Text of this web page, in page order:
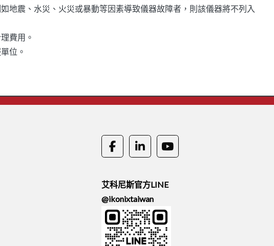
地震、水災、火災或暴動等因素導致儀器故障者，則該儀器將不列入
費用。
位。
艾科尼斯官方LINE
@ikonixtaiwan